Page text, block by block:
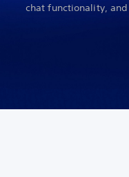
chat functionality,